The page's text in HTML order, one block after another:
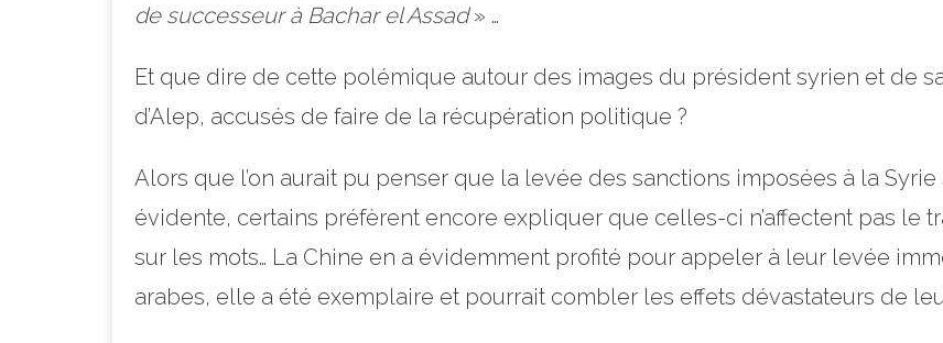
de successeur à Bachar el Assad» …
Et que dire de cette polémique autour des images du président syrien et de
d’Alep, accusés de faire de la récupération politique ?
Alors que l’on aurait pu penser que la levée des sanctions imposées à la Syrie
évidente, certains préfèrent encore expliquer que celles-ci n’affectent pas le
sur les mots… La Chine en a évidemment profité pour appeler à leur levée
arabes, elle a été exemplaire et pourrait combler les effets dévastateurs de